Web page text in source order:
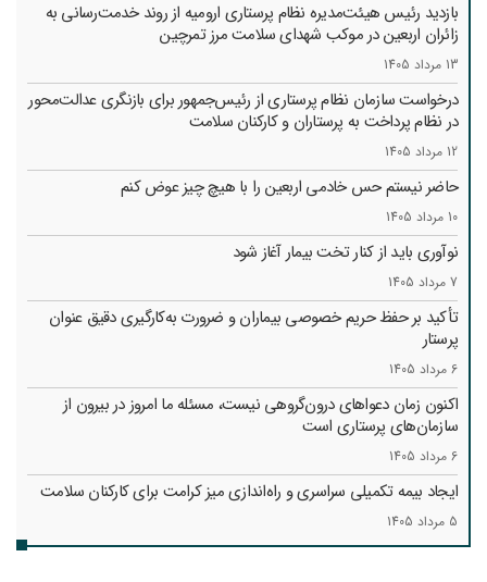
بازدید رئیس هیئت‌مدیره نظام پرستاری ارومیه از روند خدمت‌رسانی به
زائران اربعین در موکب شهدای سلامت مرز تمرچین
13 مرداد 1405
درخواست سازمان نظام پرستاری از رئیس‌جمهور برای بازنگری عدالت‌محور
در نظام پرداخت به پرستاران و کارکنان سلامت
12 مرداد 1405
حاضر نیستم حس خادمی اربعین را با هیچ چیز عوض کنم
10 مرداد 1405
نوآوری باید از کنار تخت بیمار آغاز شود
7 مرداد 1405
تأکید بر حفظ حریم خصوصی بیماران و ضرورت به‌کارگیری دقیق عنوان
پرستار
6 مرداد 1405
اکنون زمان دعواهای درون‌گروهی نیست، مسئله ما امروز در بیرون از
سازمان‌های پرستاری است
6 مرداد 1405
ایجاد بیمه تکمیلی سراسری و راه‌اندازی میز کرامت برای کارکنان سلامت
5 مرداد 1405